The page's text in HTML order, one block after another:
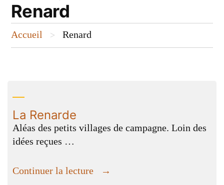
Renard
Accueil > Renard
La Renarde
Aléas des petits villages de campagne. Loin des
idées reçues …
Continuer la lecture
« La